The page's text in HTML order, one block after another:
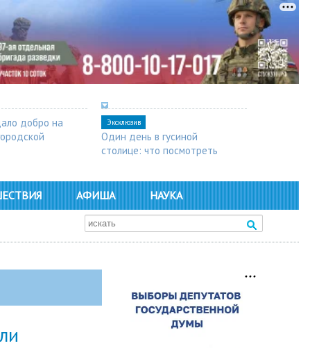
добро на
Эксклюзив
Один день в гусиной
столице: что посмотреть
АФИША НАУКА